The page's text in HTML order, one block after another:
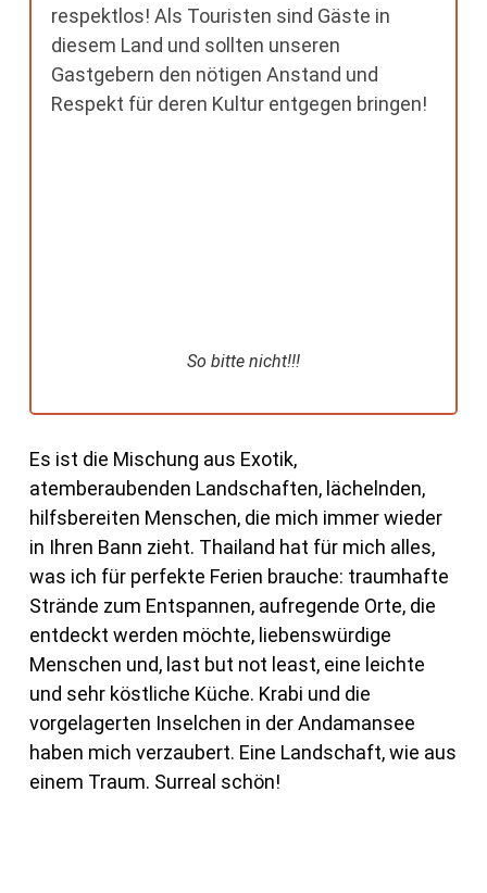
respektlos! Als Touristen sind Gäste in
diesem Land und sollten unseren
Gastgebern den nötigen Anstand und
Respekt für deren Kultur entgegen bringen!
So bitte nicht!!!
Es ist die Mischung aus Exotik,
atemberaubenden Landschaften, lächelnden,
hilfsbereiten Menschen, die mich immer wieder
in Ihren Bann zieht. Thailand hat für mich alles,
was ich für perfekte Ferien brauche: traumhafte
Strände zum Entspannen, aufregende Orte, die
entdeckt werden möchte, liebenswürdige
Menschen und, last but not least, eine leichte
und sehr köstliche Küche. Krabi und die
vorgelagerten Inselchen in der Andamansee
haben mich verzaubert. Eine Landschaft, wie aus
einem Traum. Surreal schön!